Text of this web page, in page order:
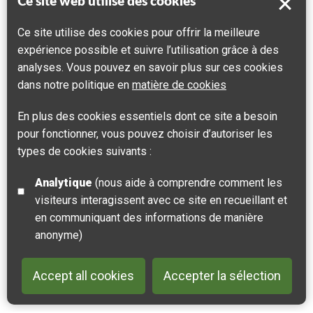
Ce site utilise des cookies pour offrir la meilleure
expérience possible et suivre l’utilisation grâce à des
analyses. Vous pouvez en savoir plus sur ces cookies
dans notre politique en matière de cookies
En plus des cookies essentiels dont ce site a besoin
pour fonctionner, vous pouvez choisir d’autoriser les
types de cookies suivants :
Analytique
visiteurs interagissent avec ce site en recueillant et
en communiquant des informations de manière
anonyme)
Accept all cookies Accepter la sélection
Back to